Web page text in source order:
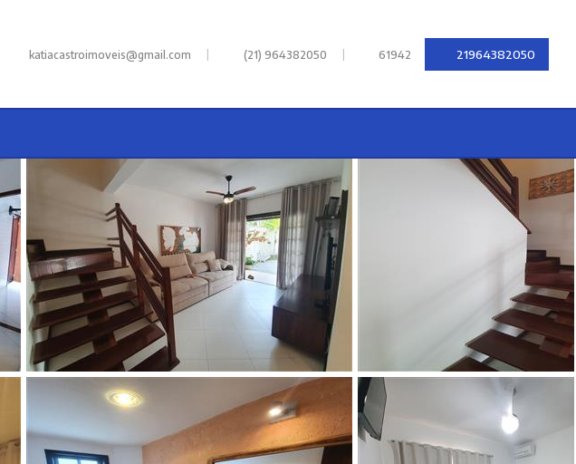
katiacastroimoveis@gmail.com | (21) 964382050 | 61942 21964382050